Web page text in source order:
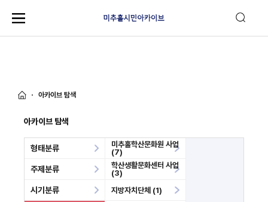
아카이브 탐색
아카이브 탐색
형태분류
주제분류
시기분류
미추홀학산문화원 사업
(7)
학산생활문화센터 사업
(3)
지방자치단체 (1)